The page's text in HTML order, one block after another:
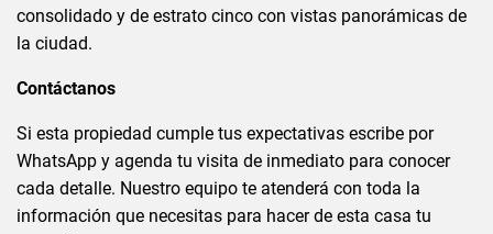
consolidado y de estrato cinco con vistas panorámicas de
la ciudad.
Contáctanos
Si esta propiedad cumple tus expectativas escribe por
WhatsApp y agenda tu visita de inmediato para conocer
cada detalle. Nuestro equipo te atenderá con toda la
información que necesitas para hacer de esta casa tu